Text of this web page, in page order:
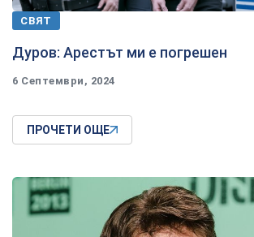
СВЯТ
Дуров: Арестът ми е погрешен
6 Септември, 2024
ПРОЧЕТИ ОЩЕ